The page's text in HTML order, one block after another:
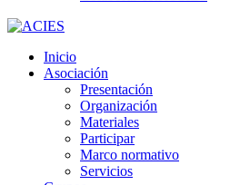
Inicio
Asociación
Presentación
Organización
Materiales
Participar
Marco normativo
Servicios